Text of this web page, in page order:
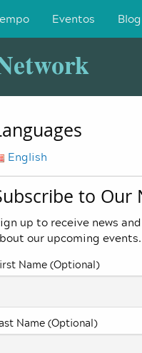
Eventos Blog
English
to Our
up to receive news
our upcoming events.
Name (Optional)
Name (Optional)